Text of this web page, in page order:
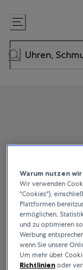
Zum
Inhalt
springen
Warum nutzen
Wir verwenden
"Cookies"),
Plattformen
ermöglichen,
und zu optimieren
Werbung
wenn Sie unsere
Um mehr über
Richtlinien oder